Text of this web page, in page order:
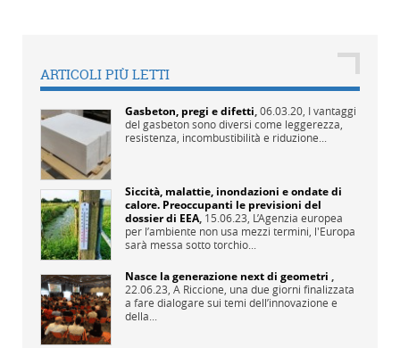
ARTICOLI PIÙ LETTI
Gasbeton, pregi e difetti,06.03.20, I vantaggi
del gasbeton sono diversi come leggerezza,
resistenza, incombustibilità e riduzione...
Siccità, malattie, inondazioni e ondate di
calore. Preoccupanti le previsioni del
dossier di EEA, 15.06.23, L’Agenzia europea
per l’ambiente non usa mezzi termini, l'Europa
sarà messa sotto torchio...
Nasce la generazione next di geometri ,
22.06.23, A Riccione, una due giorni finalizzata
a fare dialogare sui temi dell’innovazione e
della...